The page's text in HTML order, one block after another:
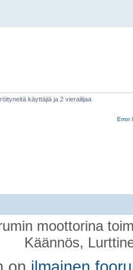
käyttäjiä ja 2 vierailijaa
Error
moottorina
Käännös,